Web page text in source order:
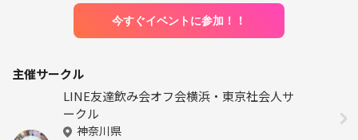
今すぐイベントに参加！！
主催サークル
LINE友達飲み会オフ会横浜・東京社会人サ
ークル
神奈川県